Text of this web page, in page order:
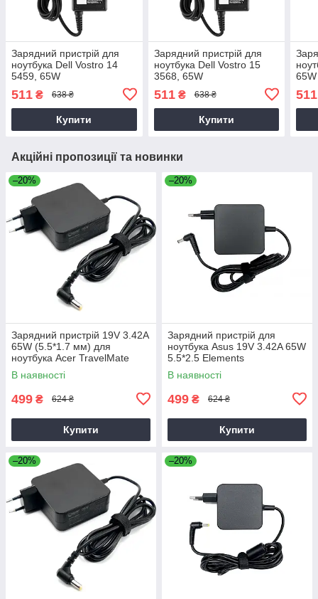
Зарядний пристрій для
ноутбука Dell Vostro 14
5459, 65W
511 ₴ 638 ₴
Купити
Зарядний пристрій для
ноутбука Dell Vostro 15
3568, 65W
511₴ 638 ₴
Купити
65W
511
Акційні пропозиції та новинки
–20%
Зарядний пристрій 19V 3.42A
65W (5.5*1.7 мм) для
ноутбука Acer TravelMate
P2510-G2-M
В наявності
499 ₴ 624 ₴
Купити
–20%
Зарядний пристрій для
ноутбука Asus 19V 3.42A 65W
5.5*2.5 Elements
В наявності
499 ₴ 624 ₴
Купити
–20% –20%